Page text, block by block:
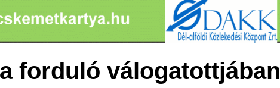
forduló válogatottjában